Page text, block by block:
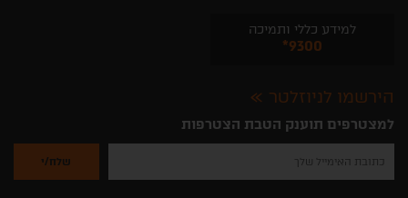
למידע כללי ותמיכה
*9300
הירשמו לניוזלטר
למצטרפים תוענק הטבת הצטרפות
להזין